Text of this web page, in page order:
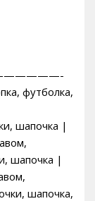
футболка,
шапочка |
шапочка |
шапочка,